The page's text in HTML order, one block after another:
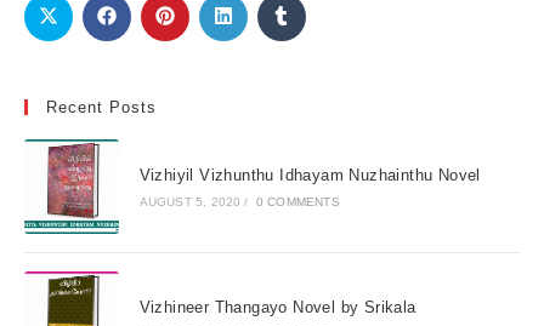
Recent Posts
Vizhiyil Vizhunthu Idhayam Nuzhainthu Novel
AUGUST 5, 2020 / 0 COMMENTS
Vizhineer Thangayo Novel by Srikala